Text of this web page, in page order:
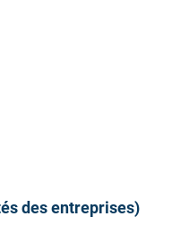
des entreprises)